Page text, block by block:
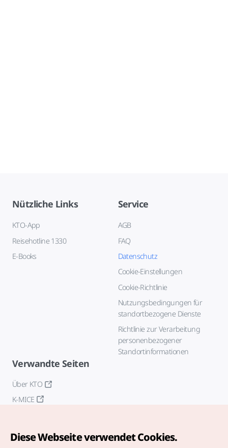
Nützliche Links
KTO-App
Reisehotline 1330
E-Books
Service
AGB
FAQ
Datenschutz
Cookie-Einstellungen
Cookie-Richtlinie
Nutzungsbedingungen für
standortbezogene Dienste
Richtlinie zur Verarbeitung
personenbezogener
Standortinformationen
Verwandte Seiten
Über KTO
K-MICE
Diese Webseite verwendet Cookies.